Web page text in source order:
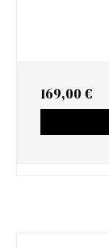
169,00 €